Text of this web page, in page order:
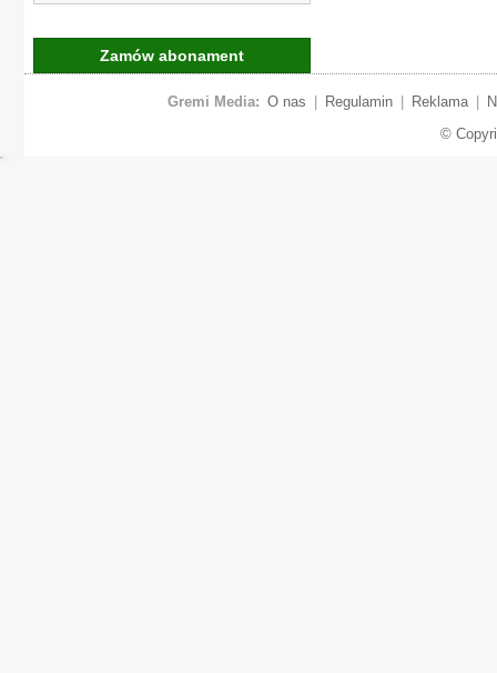
Zamów abonament
Gremi Media: O nas Regulamin Reklama
©